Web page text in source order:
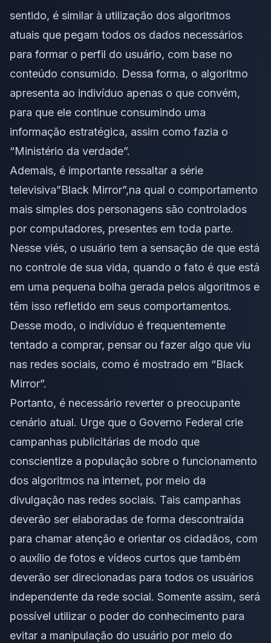
sentido, é similar à utilização dos algoritmos
atuais que pegam todos os dados necessários
para formar o perfil do usuário, com base no
conteúdo consumido. Dessa forma, o algoritmo
apresenta ao indivíduo apenas o que convém,
para que ele continue consumindo uma
informação estratégica, assim como fazia o
“Ministério da verdade”.
Ademais, é importante ressaltar a série
televisiva”Black Mirror”,na qual o comportamento
mais simples dos personagens são controlados
por computadores, presentes em toda parte.
Nesse viés, o usuário tem a sensação de que está
no controle de sua vida, quando o fato é que está
em uma pequena bolha gerada pelos algoritmos e
têm isso refletido em seus comportamentos.
Desse modo, o indivíduo é frequentemente
tentado a comprar, pensar ou fazer algo que viu
nas redes sociais, como é mostrado em “Black
Mirror”.
Portanto, é necessário reverter o preocupante
cenário atual. Urge que o Governo Federal crie
campanhas publicitárias de modo que
conscientize a população sobre o funcionamento
dos algoritmos na internet, por meio da
divulgação nas redes sociais. Tais campanhas
deverão ser elaboradas de forma descontraída
para chamar atenção e orientar os cidadãos, com
o auxílio de fotos e vídeos curtos que também
deverão ser direcionadas para todos os usuários
independente da rede social. Somente assim, será
possível utilizar o poder do conhecimento para
evitar a manipulação do usuário por meio do